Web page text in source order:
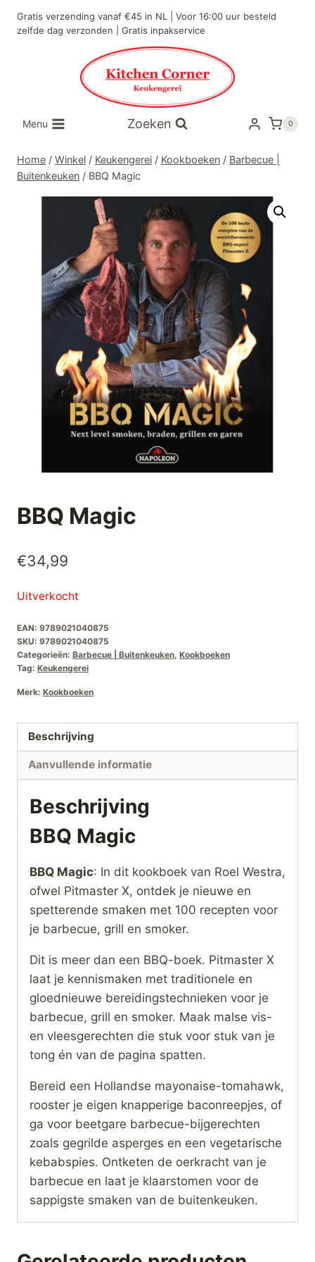
naar
Gratis verzending vanaf €45 in NL | Voor 16:00 uur besteld
zelfde dag verzonden | Gratis inpakservice
Menu Zoeken 0
Home / Winkel / Keukengerei / Kookboeken / Barbecue |
Buitenkeuken / BBQ Magic
BBQ Magic
€34,99
Uitverkocht
EAN: 9789021040875
SKU: 9789021040875
Categorieën: Barbecue | Buitenkeuken, Kookboeken
Tag: Keukengerei
Merk: Kookboeken
Beschrijving
Aanvullende informatie
Beschrijving
BBQ Magic
BBQ Magic: In dit kookboek van Roel Westra,
ofwel Pitmaster X, ontdek je nieuwe en
spetterende smaken met 100 recepten voor
je barbecue, grill en smoker.
Dit is meer dan een BBQ-boek. Pitmaster X
laat je kennismaken met traditionele en
gloednieuwe bereidingstechnieken voor je
barbecue, grill en smoker. Maak malse vis-
en vleesgerechten die stuk voor stuk van je
tong én van de pagina spatten.
Bereid een Hollandse mayonaise-tomahawk,
rooster je eigen knapperige baconreepjes, of
ga voor beetgare barbecue-bijgerechten
zoals gegrilde asperges en een vegetarische
kebabspies. Ontketen de oerkracht van je
barbecue en laat je klaarstomen voor de
sappigste smaken van de buitenkeuken.